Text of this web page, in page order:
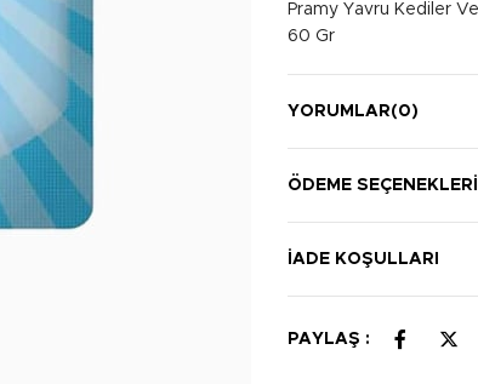
Pramy Yavru Kediler
60 Gr
YORUMLAR(0)
ÖDEME SEÇENEKLERI
İADE KOŞULLARI
PAYLAŞ :